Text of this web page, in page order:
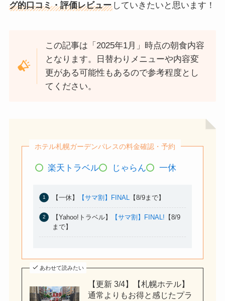
グ的口コミ・評価レビューしていきたいと思います！
この記事は「2025年1月」時点の朝食内容
となります。日替わりメニューや内容変
更がある可能性もあるので参考程度とし
てください。
ホテル札幌ガーデンパレスの料金確認・予約
楽天トラベル じゃらん 一休
【一休】 【サマ割】FINAL 【8/9まで】
【Yahoo!トラベル】 【サマ割】FINAL! 【8/9
まで】
あわせて読みたい
【更新 3/4】【札幌ホテル】
通常よりもお得と感じたプラ